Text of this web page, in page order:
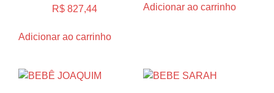
R$ 827,44
Adicionar ao carrinho
Adicionar ao carrinho